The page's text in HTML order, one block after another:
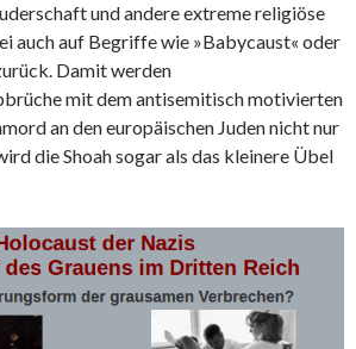
und andere extreme religiöse
auch auf Begriffe wie »Babycaust« oder
Damit werden
mit dem antisemitisch motivierten
an den europäischen Juden nicht nur
die Shoah sogar als das kleinere Übel